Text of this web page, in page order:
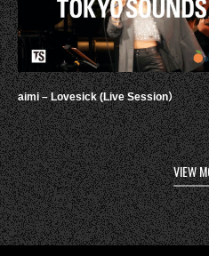
aimi – Lovesick (Live Session）
VIEW